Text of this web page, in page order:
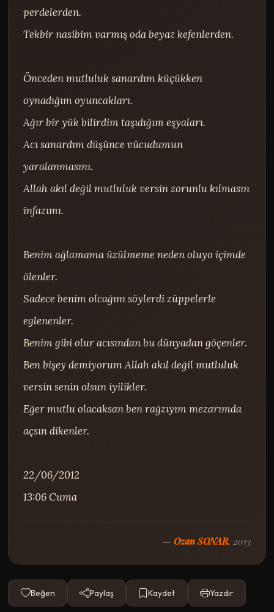
perdelerden.
Tekbir nasibim varmış oda beyaz kefenlerden.
Önceden mutluluk sanardım küçükken
oynadığım oyuncakları.
Ağır bir yük bilirdim taşıdığım eşyaları.
Acı sanardım düşünce vücudumun
yaralanmasını.
Allah akıl değil mutluluk versin zorunlu kılmasın
infazımı.
Benim ağlamama üzülmeme neden oluyo içimde
ölenler.
Sadece benim olcağını söylerdi züppelerle
eglenenler.
Benim gibi olur acısından bu dünyadan göçenler.
Ben bişey demiyorum Allah akıl değil mutluluk
versin senin olsun iyilikler.
Eğer mutlu olacaksan ben rağzıyım mezarımda
açsın dikenler.
22/06/2012
13:06 Cuma
— Ozan SONAR, 2013
Beğen Paylaş Kaydet Yazdır